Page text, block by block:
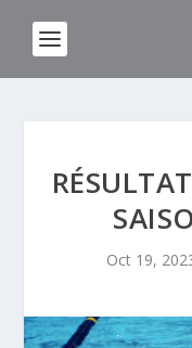
Oct 19,